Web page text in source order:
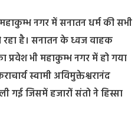
नगर में सनातन धर्म की सभी
रहा है। सनातन के ध्वज वाहक
प्रवेश भी महाकुम्भ नगर में हो गया
स्वामी अविमुक्तेश्वरानंद
गई जिसमें हजारों संतो ने हिस्सा